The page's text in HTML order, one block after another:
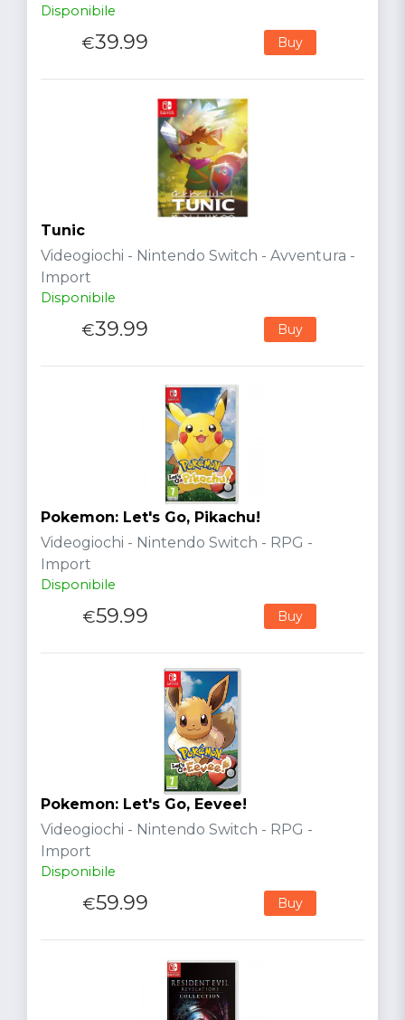
Disponibile
€39.99 Buy
Tunic
Videogiochi - Nintendo Switch - Avventura -
Import
Disponibile
€39.99 Buy
Pokemon: Let's Go, Pikachu!
Videogiochi - Nintendo Switch - RPG -
Import
Disponibile
€59.99 Buy
Pokemon: Let's Go, Eevee!
Videogiochi - Nintendo Switch - RPG -
Import
Disponibile
€59.99 Buy